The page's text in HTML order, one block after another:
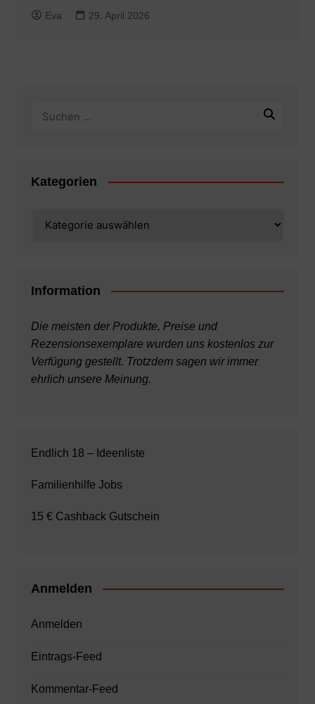
Eva 29. April 2026
Kategorien
Information
Die meisten der Produkte, Preise und
Rezensionsexemplare wurden uns kostenlos zur
Verfügung gestellt. Trotzdem sagen wir immer
ehrlich unsere Meinung.
Endlich 18 – Ideenliste
Familienhilfe Jobs
15 € Cashback Gutschein
Anmelden
Anmelden
Eintrags-Feed
Kommentar-Feed